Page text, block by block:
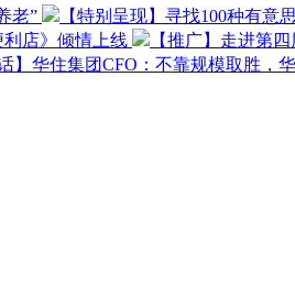
老”
【特别呈现】寻找100种有意
店》倾情上线
【推广】走进第
话】华住集团CFO：不靠规模取胜，